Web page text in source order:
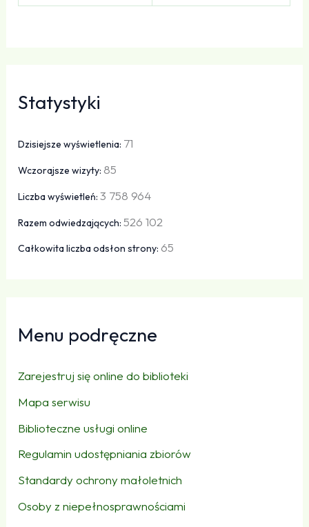
Statystyki
Dzisiejsze wyświetlenia: 71
Wczorajsze wizyty: 85
Liczba wyświetleń:3 758 964
Razem odwiedzających:526 102
Całkowita liczba odsłon strony: 65
Menu podręczne
Zarejestruj się online do biblioteki
Mapa serwisu
Biblioteczne usługi online
Regulamin udostępniania zbiorów
Standardy ochrony małoletnich
Osoby z niepełnosprawnościami